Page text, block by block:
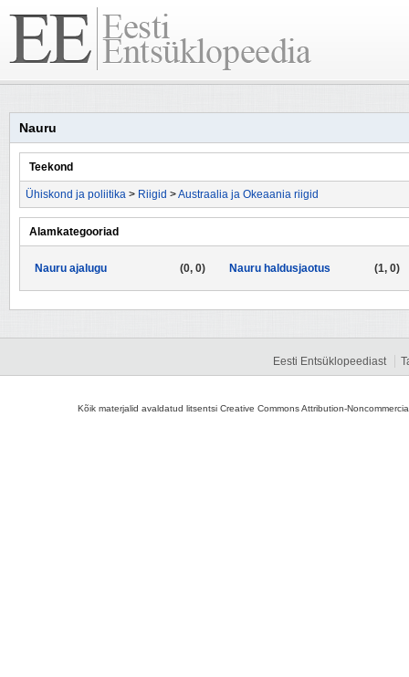
Nauru
Teekond
Ühiskond ja poliitika > Riigid >Austraalia ja Okeaania riigid
Alamkategooriad
(0, 0)
Nauru ajalugu (1, 0)
Nauru haldusjaotus
Eesti Entsüklopeediast
Kõik materjalid avaldatud litsentsi Creative Commons Attribution-